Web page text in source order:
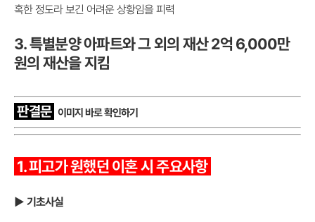
혹한 정도라 보긴 어려운 상황임을 피력
3. 특별분양 아파트와 그 외의 재산 2억 6,000만
원의 재산을 지킴
판결문 이미지 바로 확인하기
1. 피고가 원했던 이혼 시 주요사항
▶ 기초사실